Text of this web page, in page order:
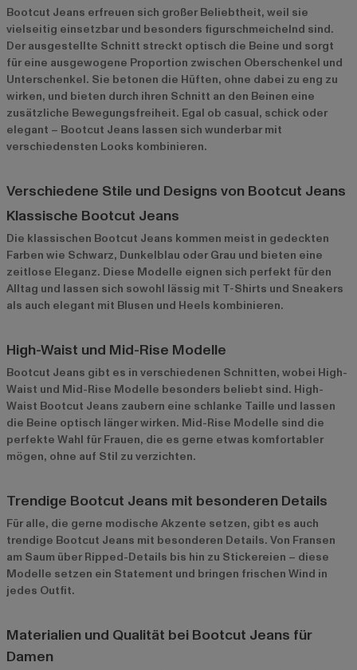
Bootcut Jeans erfreuen sich großer Beliebtheit, weil sie
vielseitig einsetzbar und besonders figurschmeichelnd sind.
Der ausgestellte Schnitt streckt optisch die Beine und sorgt
für eine ausgewogene Proportion zwischen Oberschenkel und
Unterschenkel. Sie betonen die Hüften, ohne dabei zu eng zu
wirken, und bieten durch ihren Schnitt an den Beinen eine
zusätzliche Bewegungsfreiheit. Egal ob casual, schick oder
elegant – Bootcut Jeans lassen sich wunderbar mit
verschiedensten Looks kombinieren.
Verschiedene Stile und Designs von Bootcut Jeans
Klassische Bootcut Jeans
Die klassischen Bootcut Jeans kommen meist in gedeckten
Farben wie Schwarz, Dunkelblau oder Grau und bieten eine
zeitlose Eleganz. Diese Modelle eignen sich perfekt für den
Alltag und lassen sich sowohl lässig mit T-Shirts und Sneakers
als auch elegant mit Blusen und Heels kombinieren.
High-Waist und Mid-Rise Modelle
Bootcut Jeans gibt es in verschiedenen Schnitten, wobei High-
Waist und Mid-Rise Modelle besonders beliebt sind. High-
Waist Bootcut Jeans zaubern eine schlanke Taille und lassen
die Beine optisch länger wirken. Mid-Rise Modelle sind die
perfekte Wahl für Frauen, die es gerne etwas komfortabler
mögen, ohne auf Stil zu verzichten.
Trendige Bootcut Jeans mit besonderen Details
Für alle, die gerne modische Akzente setzen, gibt es auch
trendige Bootcut Jeans mit besonderen Details. Von Fransen
am Saum über Ripped-Details bis hin zu Stickereien – diese
Modelle setzen ein Statement und bringen frischen Wind in
jedes Outfit.
Materialien und Qualität bei Bootcut Jeans für
Damen